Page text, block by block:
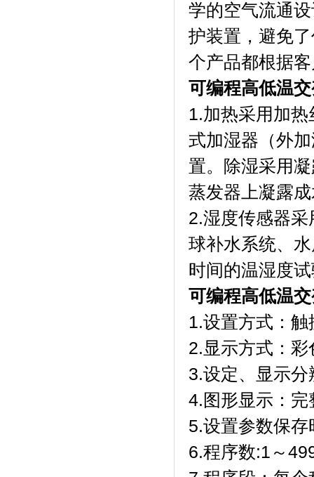
学的空气流通
护装置，避免
个产品都根据
可编程高低温
1.加热采用加
式加湿器（外
置。除湿采用
蒸发器上凝露
2.湿度传感器采
球补水系统、
时间的温湿度
可编程高低温
1.设置方式：触
2.显示方式：
3.设定、显示
4.图形显示：
5.设置参数保
6.程序数:1～